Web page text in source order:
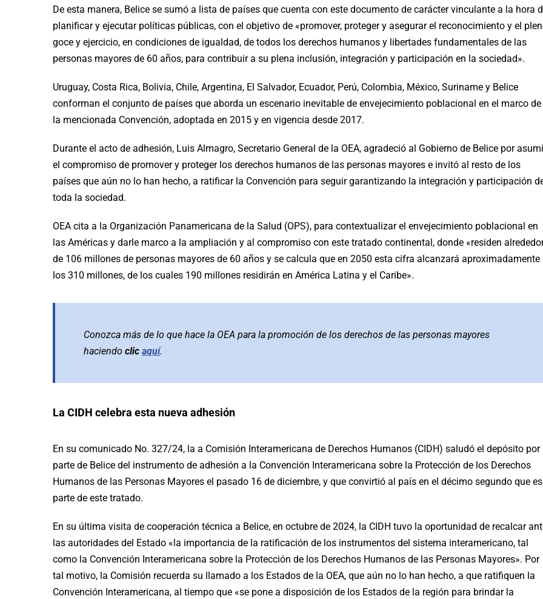
De esta manera, Belice se sumó a lista de países que cuenta con este documento de carácter vinculante a la hora
planificar y ejecutar políticas públicas, con el objetivo de «promover, proteger y asegurar el reconocimiento y el
goce y ejercicio, en condiciones de igualdad, de todos los derechos humanos y libertades fundamentales de las
personas mayores de 60 años, para contribuir a su plena inclusión, integración y participación en la sociedad».
Uruguay, Costa Rica, Bolivia, Chile, Argentina, El Salvador, Ecuador, Perú, Colombia, México, Suriname y Belice
conforman el conjunto de países que aborda un escenario inevitable de envejecimiento poblacional en el marco de
la mencionada Convención, adoptada en 2015 y en vigencia desde 2017.
Durante el acto de adhesión, Luis Almagro, Secretario General de la OEA, agradeció al Gobierno de Belice por
el compromiso de promover y proteger los derechos humanos de las personas mayores e invitó al resto de los
países que aún no lo han hecho, a ratificar la Convención para seguir garantizando la integración y participación
toda la sociedad.
OEA cita a la Organización Panamericana de la Salud (OPS), para contextualizar el envejecimiento poblacional en
las Américas y darle marco a la ampliación y al compromiso con este tratado continental, donde «residen
de 106 millones de personas mayores de 60 años y se calcula que en 2050 esta cifra alcanzará aproximadamente
los 310 millones, de los cuales 190 millones residirán en América Latina y el Caribe».
Conozca más de lo que hace la OEA para la promoción de los derechos de las personas mayores
haciendo clic aquí.
La CIDH celebra esta nueva adhesión
En su comunicado No. 327/24, la a Comisión Interamericana de Derechos Humanos (CIDH) saludó el depósito por
parte de Belice del instrumento de adhesión a la Convención Interamericana sobre la Protección de los Derechos
Humanos de las Personas Mayores el pasado 16 de diciembre, y que convirtió al país en el décimo segundo que es
parte de este tratado.
En su última visita de cooperación técnica a Belice, en octubre de 2024, la CIDH tuvo la oportunidad de recalcar
las autoridades del Estado «la importancia de la ratificación de los instrumentos del sistema interamericano, tal
como la Convención Interamericana sobre la Protección de los Derechos Humanos de las Personas Mayores». Por
tal motivo, la Comisión recuerda su llamado a los Estados de la OEA, que aún no lo han hecho, a que ratifiquen la
Convención Interamericana, al tiempo que «se pone a disposición de los Estados de la región para brindar la